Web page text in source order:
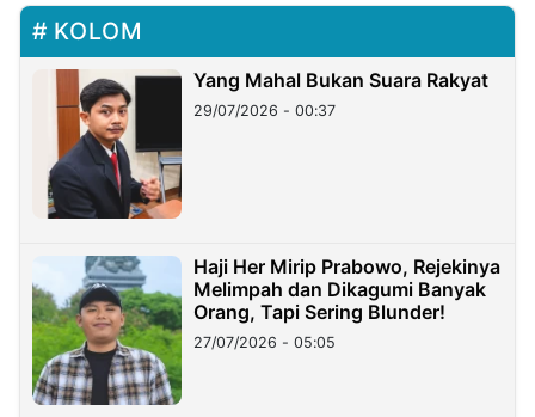
KOLOM
Yang Mahal Bukan Suara Rakyat
29/07/2026 - 00:37
Haji Her Mirip Prabowo, Rejekinya
Melimpah dan Dikagumi Banyak
Orang, Tapi Sering Blunder!
27/07/2026 - 05:05